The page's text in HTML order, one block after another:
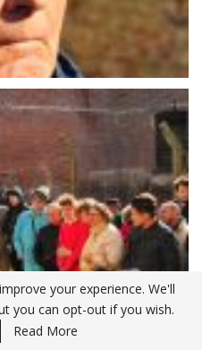
your experience. We'll
you can opt-out if you wish.
Read More